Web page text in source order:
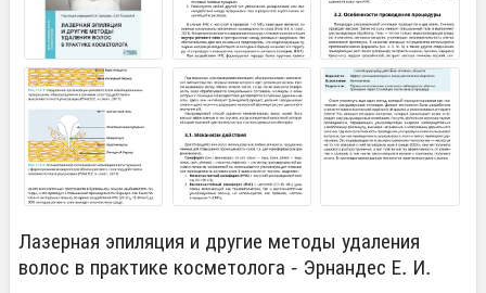
Лазерная эпиляция и другие методы удаления
волос в практике косметолога - Эрнандес Е. И.